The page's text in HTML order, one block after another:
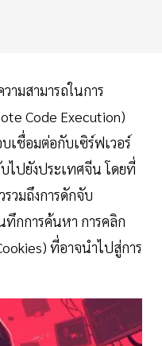
ามสามารถในการ
Code Execution)
เชื่อมต่อกับเซิร์ฟเวอร์
ไปยังประเทศจีน โดยที่
วมถึงการดักจับ
ทึกการค้นหา การคลิก
ที่อาจนำไปสู่การ